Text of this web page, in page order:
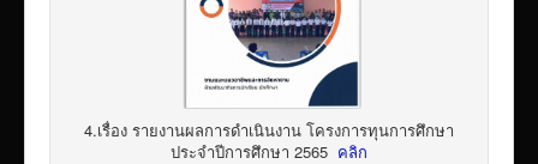
4.เรื่อง รายงานผลการดำเนินงาน โครงการทุนการศึกษา
ประจำปีการศึกษา 2565 คลิก